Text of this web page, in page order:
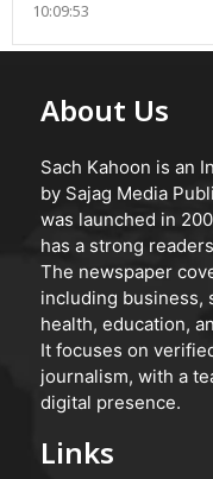
10:09:53
About Us
Sach Kahoon is an
by Sajag Media
was launched in
has a strong
The newspaper
including business,
health, education,
It focuses on
journalism, with a
digital presence.
Links